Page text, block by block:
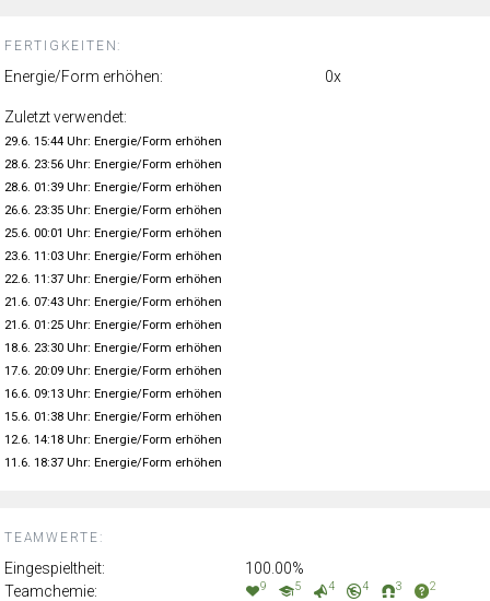
TEAMWERTE:
Eingespieltheit:
100.00%
Teamchemie:
9 5 4 4 3 2
FERTIGKEITEN:
Energie/Form erhöhen: 0x
Zuletzt verwendet:
29.6. 15:44 Uhr: Energie/Form erhöhen
28.6. 23:56 Uhr: Energie/Form erhöhen
28.6. 01:39 Uhr: Energie/Form erhöhen
26.6. 23:35 Uhr: Energie/Form erhöhen
25.6. 00:01 Uhr: Energie/Form erhöhen
23.6. 11:03 Uhr: Energie/Form erhöhen
22.6. 11:37 Uhr: Energie/Form erhöhen
21.6. 07:43 Uhr: Energie/Form erhöhen
21.6. 01:25 Uhr: Energie/Form erhöhen
18.6. 23:30 Uhr: Energie/Form erhöhen
17.6. 20:09 Uhr: Energie/Form erhöhen
16.6. 09:13 Uhr: Energie/Form erhöhen
15.6. 01:38 Uhr: Energie/Form erhöhen
12.6. 14:18 Uhr: Energie/Form erhöhen
11.6. 18:37 Uhr: Energie/Form erhöhen